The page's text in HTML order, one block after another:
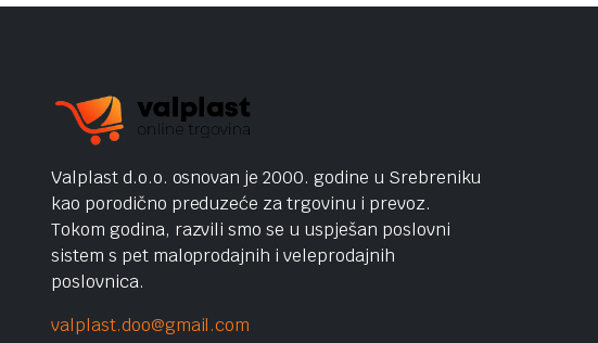
Valplast d.o.o. osnovan je 2000. godine u Srebreniku
kao porodično preduzeće za trgovinu i prevoz.
Tokom godina, razvili smo se u uspješan poslovni
sistem s pet maloprodajnih i veleprodajnih
poslovnica.
valplast.doo@gmail.com